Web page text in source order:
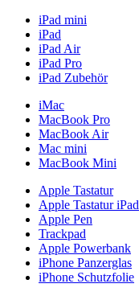
iPad mini
iPad
iPad Air
iPad Pro
iPad Zubehör
iMac
MacBook Pro
MacBook Air
Mac mini
MacBook Mini
Apple Tastatur
Apple Tastatur iPad
Apple Pen
Trackpad
Apple Powerbank
iPhone Panzerglas
iPhone Schutzfolie